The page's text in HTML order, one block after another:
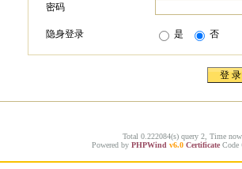
密码
隐身登录 是 否
Total 0.222084(s) query 2, Time
Powered by PHPWind v6.0 Certificate Code